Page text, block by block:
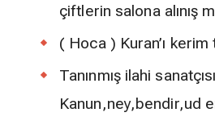
çiftlerin salona alınış
( Hoca ) Kuran’ı
Tanınmış ilahi
Kanun,ney,bendir,ud